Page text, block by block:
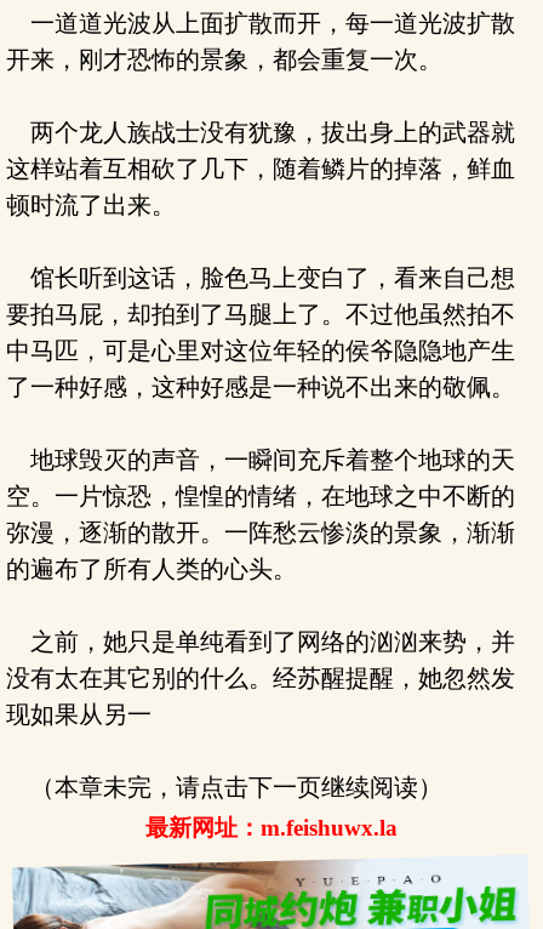
一道道光波从上面扩散而开，每一道光波扩散
开来，刚才恐怖的景象，都会重复一次。
两个龙人族战士没有犹豫，拔出身上的武器就
这样站着互相砍了几下，随着鳞片的掉落，鲜血
顿时流了出来。
馆长听到这话，脸色马上变白了，看来自己想
要拍马屁，却拍到了马腿上了。不过他虽然拍不
中马匹，可是心里对这位年轻的侯爷隐隐地产生
了一种好感，这种好感是一种说不出来的敬佩。
地球毁灭的声音，一瞬间充斥着整个地球的天
空。一片惊恐，惶惶的情绪，在地球之中不断的
弥漫，逐渐的散开。一阵愁云惨淡的景象，渐渐
的遍布了所有人类的心头。
之前，她只是单纯看到了网络的汹汹来势，并
没有太在其它别的什么。经苏醒提醒，她忽然发
现如果从另一
（本章未完，请点击下一页继续阅读）
最新网址：m.feishuwx.la